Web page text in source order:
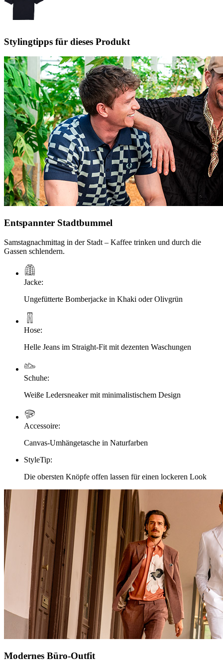
Stylingtipps für dieses Produkt
Entspannter Stadtbummel
Samstagnachmittag in der Stadt – Kaffee trinken und durch die
Gassen schlendern.
Jacke:
Ungefütterte Bomberjacke in Khaki oder Olivgrün
Hose:
Helle Jeans im Straight-Fit mit dezenten Waschungen
Schuhe:
Weiße Ledersneaker mit minimalistischem Design
Accessoire:
Canvas-Umhängetasche in Naturfarben
StyleTip:
Die obersten Knöpfe offen lassen für einen lockeren Look
Modernes Büro-Outfit